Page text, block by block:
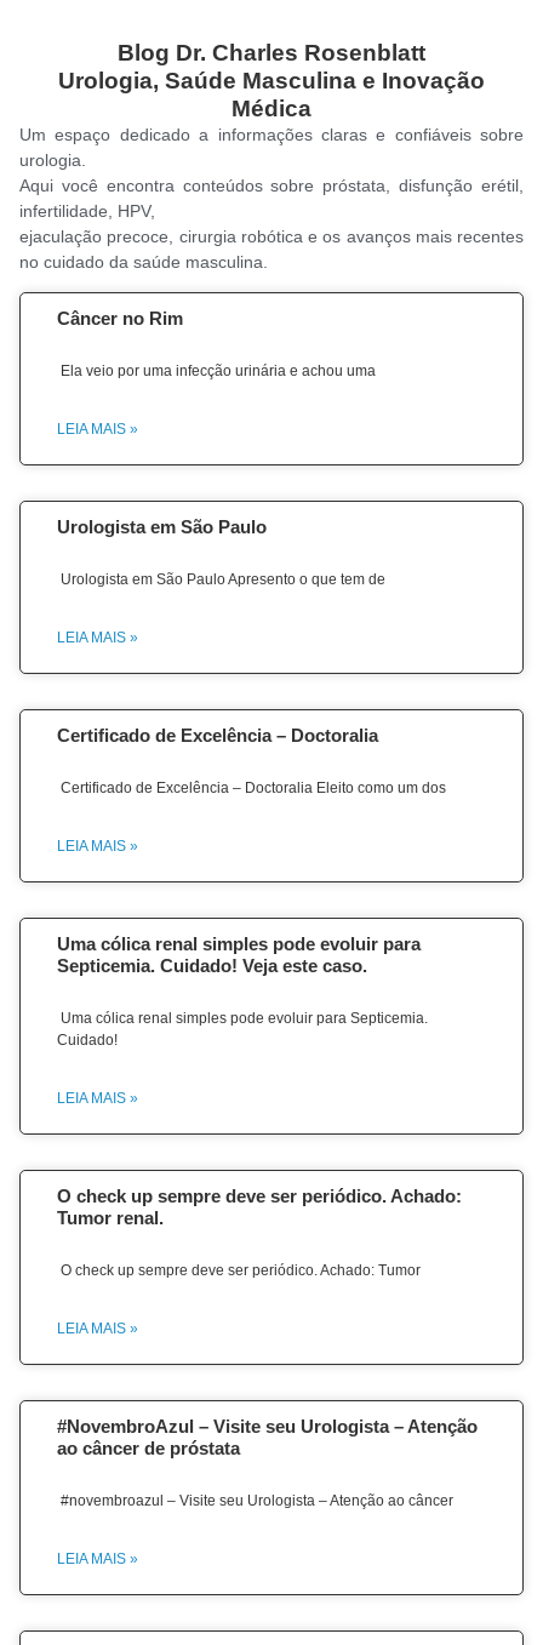
Blog Dr. Charles Rosenblatt
Urologia, Saúde Masculina e Inovação
Médica
Um espaço dedicado a informações claras e confiáveis sobre
urologia.
Aqui você encontra conteúdos sobre próstata, disfunção erétil,
infertilidade, HPV,
ejaculação precoce, cirurgia robótica e os avanços mais recentes
no cuidado da saúde masculina.
Câncer no Rim
Ela veio por uma infecção urinária e achou uma
LEIA MAIS »
Urologista em São Paulo
Urologista em São Paulo Apresento o que tem de
LEIA MAIS »
Certificado de Excelência – Doctoralia
Certificado de Excelência – Doctoralia Eleito como um dos
LEIA MAIS »
Uma cólica renal simples pode evoluir para
Septicemia. Cuidado! Veja este caso.
Uma cólica renal simples pode evoluir para Septicemia.
Cuidado!
LEIA MAIS »
O check up sempre deve ser periódico. Achado:
Tumor renal.
O check up sempre deve ser periódico. Achado: Tumor
LEIA MAIS »
#NovembroAzul – Visite seu Urologista – Atenção
ao câncer de próstata
#novembroazul – Visite seu Urologista – Atenção ao câncer
LEIA MAIS »